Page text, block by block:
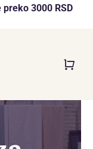
3000 RSD